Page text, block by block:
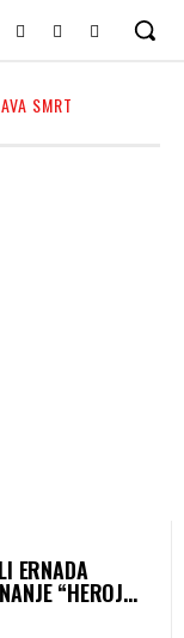
SMRT
ERNADA
“HEROJ